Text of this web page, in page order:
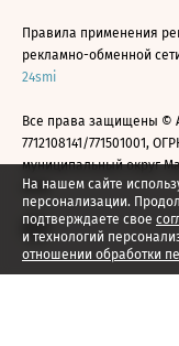
На нашем сайте
персонализации.
подтверждаете свое
и технологий
отношении обработки
Правила применения
рекламно-обменной
24smi
Все права защищены ©
7712108141/771501001,
муниципальный округ
2026